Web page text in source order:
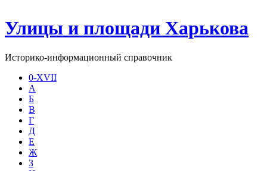
Улицы и площади Харькова
Историко-информационный справочник
0-XVII
А
Б
В
Г
Д
Е
Ж
З